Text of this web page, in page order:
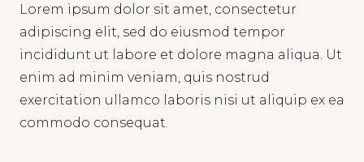
Lorem ipsum dolor sit amet, consectetur
adipiscing elit, sed do eiusmod tempor
incididunt ut labore et dolore magna aliqua. Ut
enim ad minim veniam, quis nostrud
exercitation ullamco laboris nisi ut aliquip ex ea
commodo consequat.